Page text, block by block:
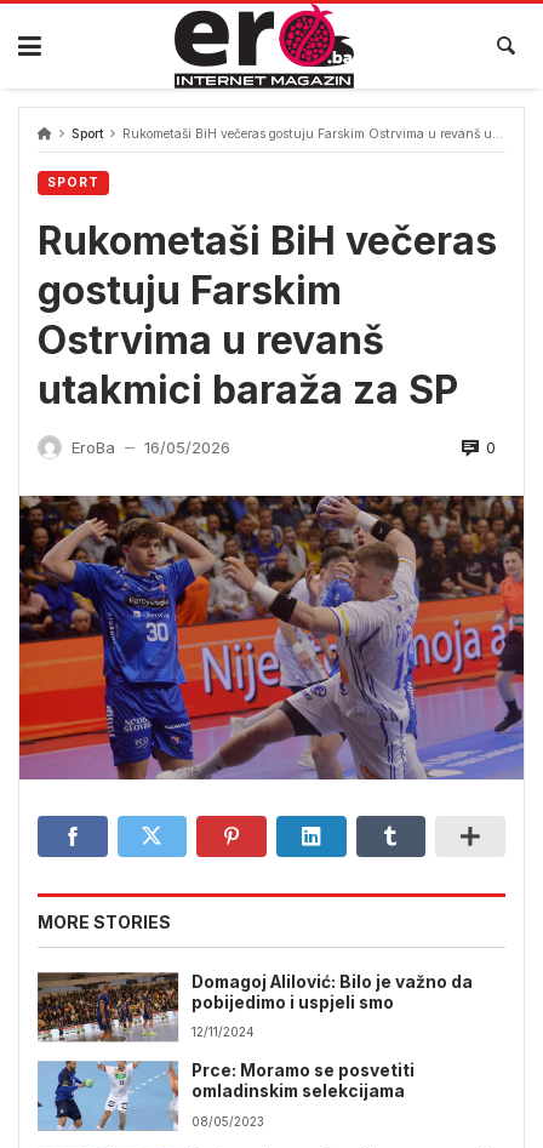
Skip
content
Sport Rukometaši BiH večeras gostuju Farskim Ostrvima u revanš utakmici baraža za SP
SPORT
Rukometaši BiH večeras
gostuju Farskim
Ostrvima u revanš
utakmici baraža za SP
EroBa — 16/05/2026 0
MORE STORIES
Domagoj Alilović: Bilo je važno da
pobijedimo i uspjeli smo
12/11/2024
Prce: Moramo se posvetiti
omladinskim selekcijama
08/05/2023